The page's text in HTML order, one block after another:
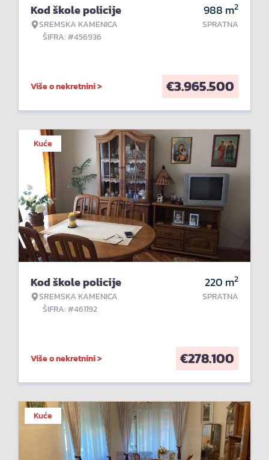
Kod škole policije
SREMSKA KAMENICA
ŠIFRA: #456936
988 m2
SPRATNA
Više o nekretnini > €3.965.500
Kuće
Kod škole policije
SREMSKA KAMENICA
ŠIFRA: #461192
220 m2
SPRATNA
Više o nekretnini > €278.100
Kuće